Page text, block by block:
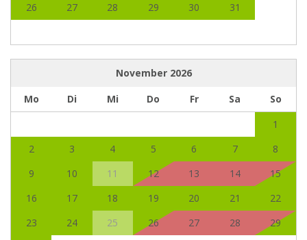
26
27 28 29 30 31
November 2026
Mo
Di Mi Do Fr Sa
So
1
2
3 4 5 6 7
8
9
10 11 12 13 14
15
16
17 18 19 20 21
22
23
24 25 26 27 28
29